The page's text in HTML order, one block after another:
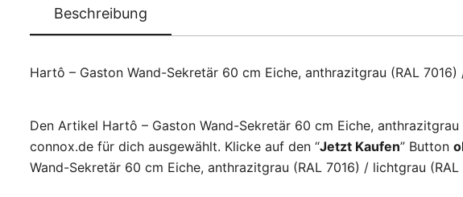
Beschreibung
Hartô – Gaston Wand-Sekretär 60 cm Eiche, anthrazitgrau (RAL
Den Artikel Hartô – Gaston Wand-Sekretär 60 cm Eiche,
connox.de für dich ausgewählt. Klicke auf den “Jetzt Kaufen” Button
Wand-Sekretär 60 cm Eiche, anthrazitgrau (RAL 7016) / lichtgrau